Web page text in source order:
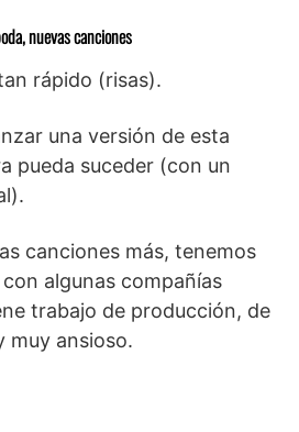
nuevas canciones
rápido (risas).
una versión de esta
pueda suceder (con un
canciones más, tenemos
algunas compañías
trabajo de producción, de
muy ansioso.